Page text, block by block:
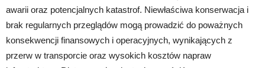
awarii oraz potencjalnych katastrof. Niewłaściwa konserwacja i
brak regularnych przeglądów mogą prowadzić do poważnych
konsekwencji finansowych i operacyjnych, wynikających z
przerw w transporcie oraz wysokich kosztów napraw